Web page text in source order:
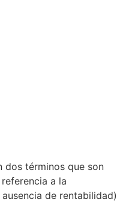
dos términos que son
a la
de rentabilidad)